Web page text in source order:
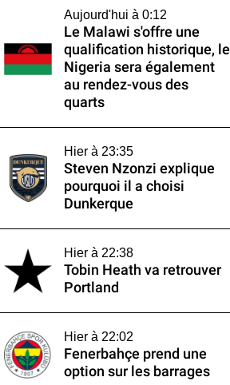
Aujourd'hui à 0:12
Le Malawi s'offre une
qualification historique, le
Nigeria sera également
au rendez-vous des
quarts
Hier à 23:35
Steven Nzonzi explique
pourquoi il a choisi
Dunkerque
Hier à 22:38
Tobin Heath va retrouver
Portland
Hier à 22:02
Fenerbahçe prend une
option sur les barrages